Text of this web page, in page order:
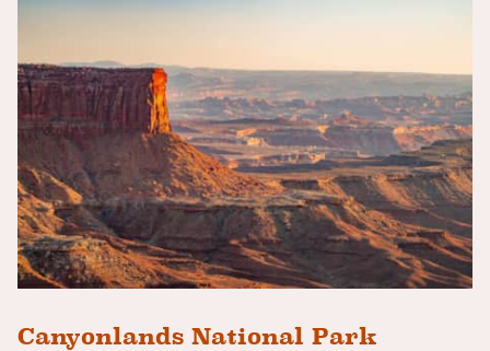
Canyonlands National Park